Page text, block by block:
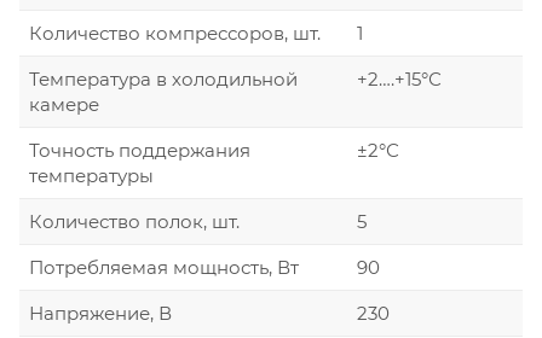
Количество компрессоров, шт.
1
Температура в холодильной
камере
+2….+15°С
Точность поддержания
температуры
±2°С
Количество полок, шт.
5
Потребляемая мощность, Вт
90
Напряжение, В
230